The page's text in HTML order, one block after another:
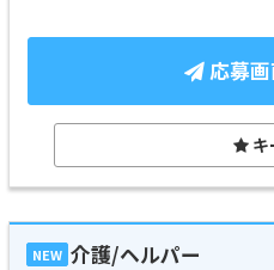
応募
キ
NEW 介護/ヘルパー